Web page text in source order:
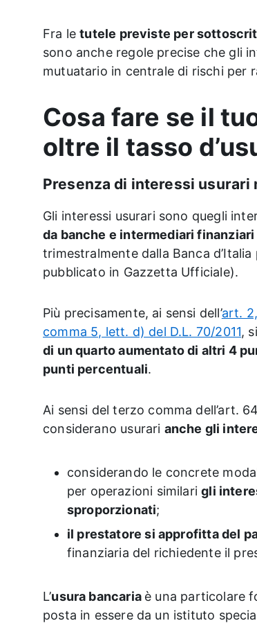
Fra letutele previste per
sono anche regole precise che gli
mutuatario in centrale di rischi per
Cosa fare se il
oltre il tasso
Presenza di interessi usurari
Gli interessi usurari sono quegli
da banche e intermediari finanziari
trimestralmente dalla Banca
pubblicato in Gazzetta Ufficiale).
Più precisamente, ai sensi dell’art.
comma 5, lett. d) del D.L. 70/2011,
di un quarto aumentato di altri 4
punti percentuali.
Ai sensi del terzo comma dell’art.
considerano usurari anche gli
considerando le concrete
per operazioni similarigli
sproporzionati;
il prestatore si approfitta del
finanziaria del richiedente il
L’usura bancaria è una particolare
posta in essere da un istituto